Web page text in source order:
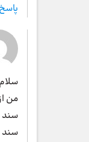
پاسخ
سلام
سند